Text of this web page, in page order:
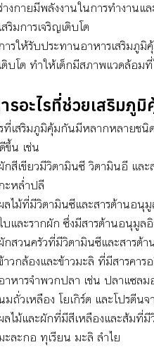
างกายมีพลังงานในการทำงานแ
เสริมการเจริญเติบโต
ารให้รับประทานอาหารเสริมภู
เติบโต ทำให้เด็กมีสภาพแวดล้อมที่
รอะไรที่ช่วยเสริมภู
ที่เสริมภูมิคุ้มกันมีหลากหลายชนิ
ขึ้น เช่น
กสีเขียวมีวิตามินซี วิตามินอี แล
ะหล่ำปลี
ลไม้ที่มีวิตามินซีและสารต้านอนุ
บและรากผัก ซึ่งมีสารต้านอนุมูล
กสวนครัวที่มีวิตามินซีและสารต้
าวกล้องและข้าวมะลิ ที่มีสารคา
าหารจำพวกปลา เช่น ปลาแซล
มถั่วเหลือง โยเกิร์ต และโปรตีน
ลไม้และผักที่มีสีเหลืองและส้มที่
ะละกอ ทุเรียน มะลิ ลำไย